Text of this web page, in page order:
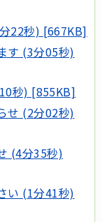
22秒) [667KB]
す (3分05秒)
秒) [855KB]
せ (2分02秒)
(4分35秒)
い (1分41秒)